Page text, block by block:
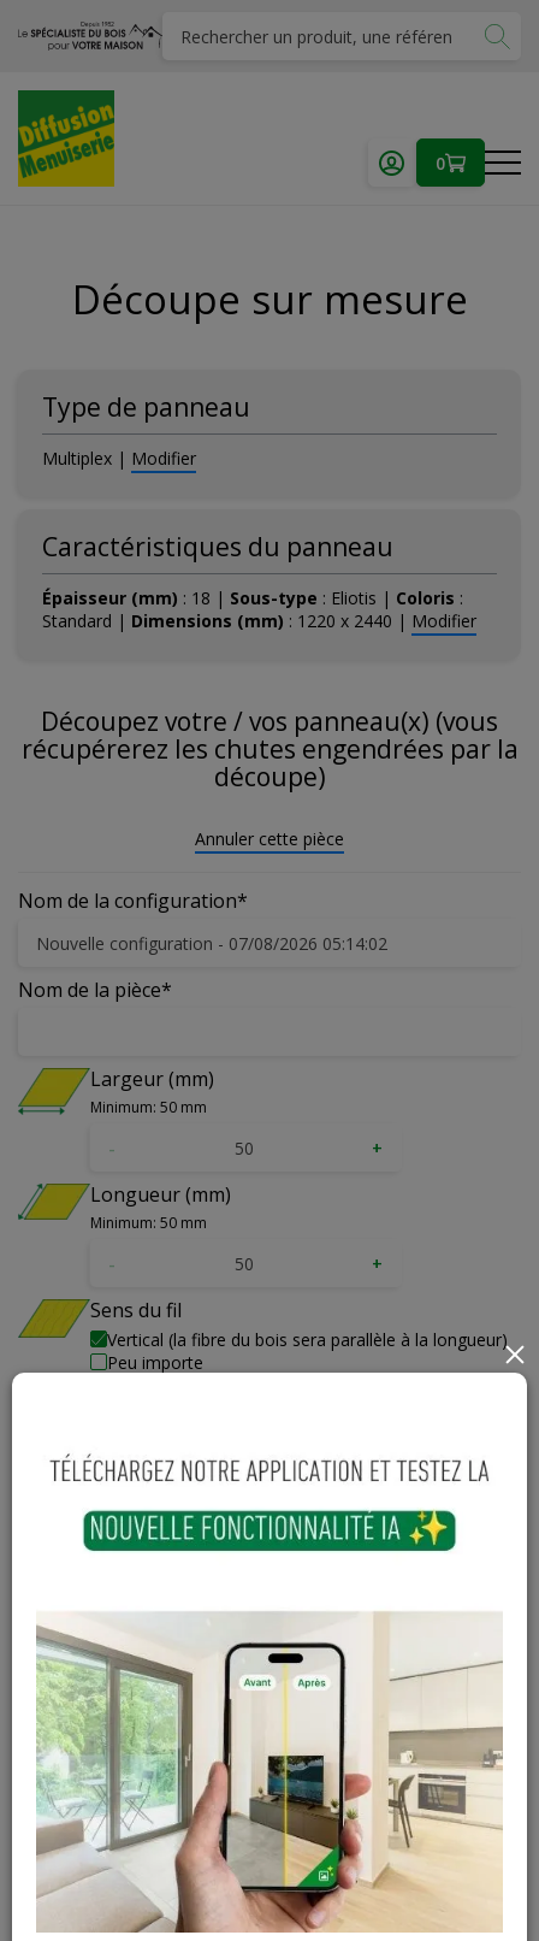
0
Découpe sur mesure
Type de panneau
Multiplex | Modifier
Caractéristiques du panneau
Épaisseur (mm) : 18 | Sous-type : Eliotis | Coloris :
Standard | Dimensions (mm) : 1220 x 2440 | Modifier
Découpez votre / vos panneau(x) (vous
récupérerez les chutes engendrées par la
découpe)
Annuler cette pièce
Nom de la configuration*
Nom de la pièce*
Largeur (mm)
Minimum: 50 mm
- +
Longueur (mm)
Minimum: 50 mm
- +
Sens du fil
Vertical (la fibre du bois sera parallèle à la longueur)
Peu importe
Arrière
Droite
Trous de fixation
Double face
Nombre de pièces souhaitées qui auront les
caractéristiques ci-dessus
+
Annuler cette pièce
×